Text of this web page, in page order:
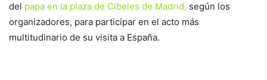
del papa en la plaza de Cibeles de Madrid, según los
organizadores, para participar en el acto más
multitudinario de su visita a España.